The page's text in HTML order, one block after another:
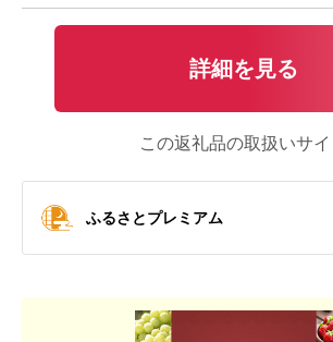
詳細を見る
この返礼品の取扱いサイ
ふるさとプレミアム